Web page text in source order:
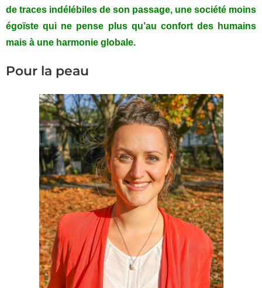
de traces indélébiles de son passage, une société moins
égoïste qui ne pense plus qu’au confort des humains
mais à une harmonie globale.
Pour la peau